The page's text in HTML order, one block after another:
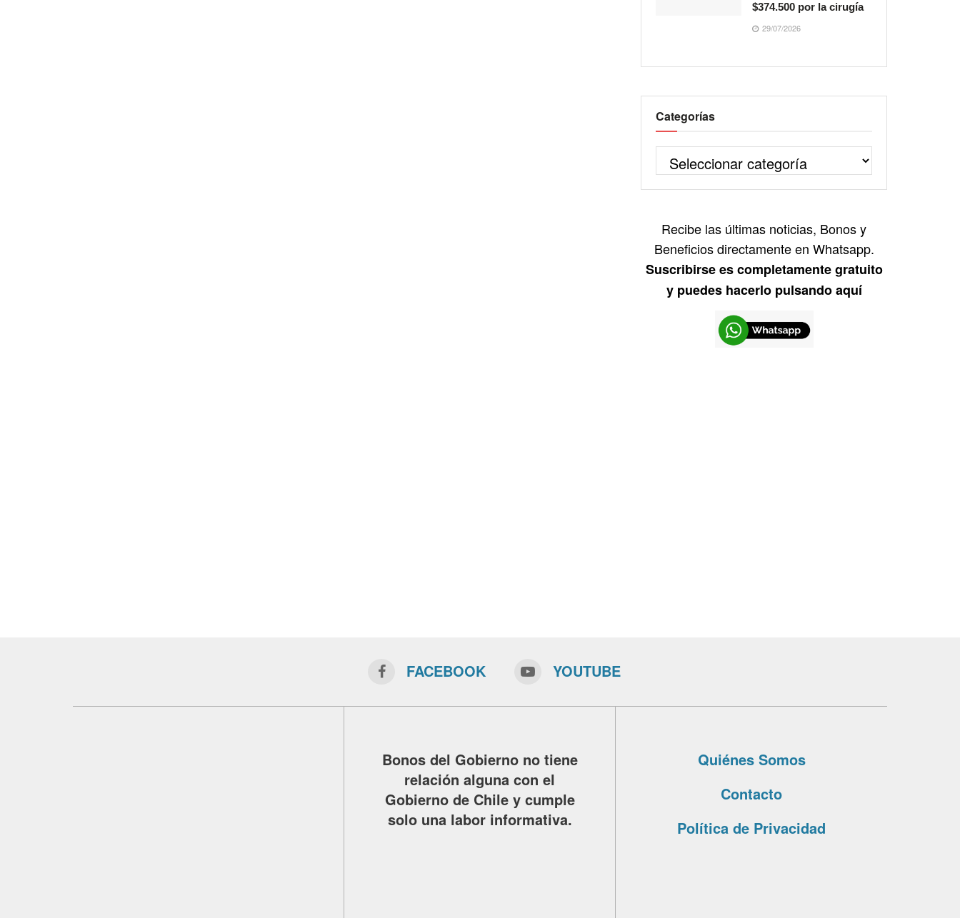
$374.500 por la cirugía
29/07/2026
Categorías
Recibe las últimas noticias, Bonos y
Beneficios directamente en Whatsapp.
Suscribirse es completamente gratuito
y puedes hacerlo pulsando aquí
FACEBOOK YOUTUBE
Bonos del Gobierno no tiene
relación alguna con el
Gobierno de Chile y cumple
solo una labor informativa.
Quiénes Somos
Contacto
Política de Privacidad